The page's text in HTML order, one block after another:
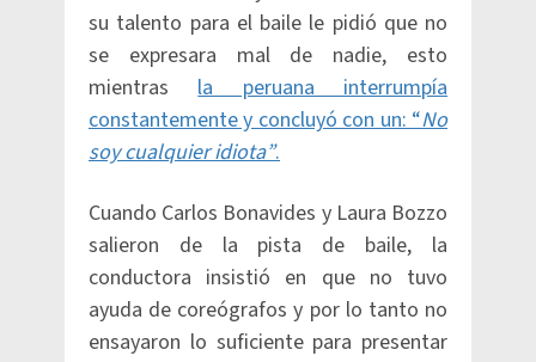
su talento para el baile le pidió que no
se expresara mal de nadie, esto
mientras la peruana interrumpía
constantemente y concluyó con un: “No
soy cualquier idiota”.
Cuando Carlos Bonavides y Laura Bozzo
salieron de la pista de baile, la
conductora insistió en que no tuvo
ayuda de coreógrafos y por lo tanto no
ensayaron lo suficiente para presentar